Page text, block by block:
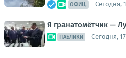
ОФИЦ. Сегодня,
Я гранатомётчик —
ПАБЛИКИ Сегодня,